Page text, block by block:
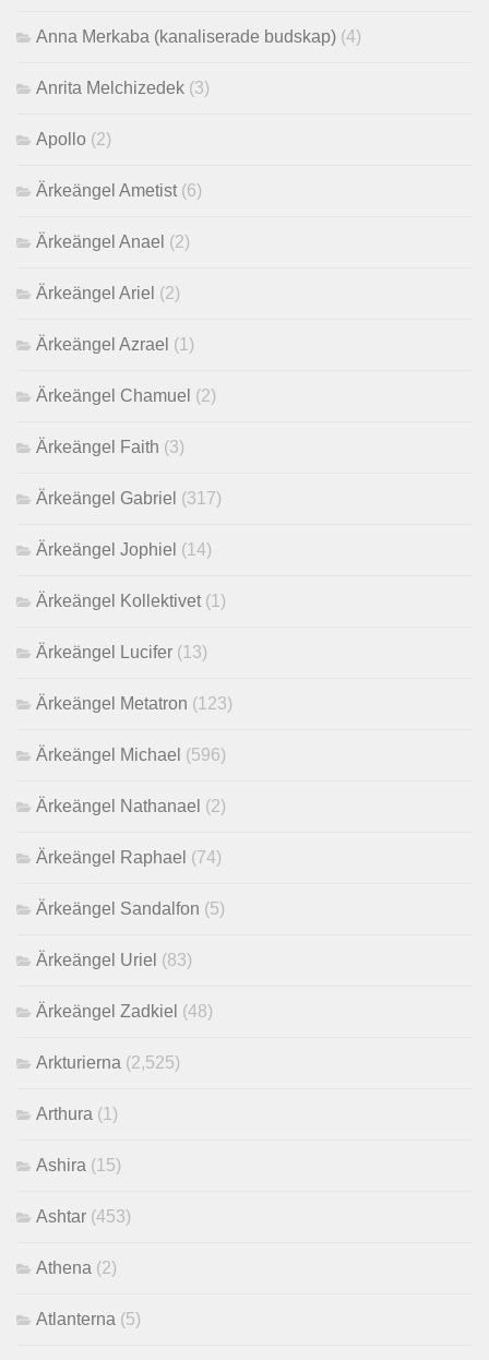
Anna Merkaba (kanaliserade budskap) (4)
Anrita Melchizedek (3)
Apollo (2)
Ärkeängel Ametist (6)
Ärkeängel Anael (2)
Ärkeängel Ariel (2)
Ärkeängel Azrael (1)
Ärkeängel Chamuel (2)
Ärkeängel Faith (3)
Ärkeängel Gabriel (317)
Ärkeängel Jophiel (14)
Ärkeängel Kollektivet (1)
Ärkeängel Lucifer (13)
Ärkeängel Metatron (123)
Ärkeängel Michael (596)
Ärkeängel Nathanael (2)
Ärkeängel Raphael (74)
Ärkeängel Sandalfon (5)
Ärkeängel Uriel (83)
Ärkeängel Zadkiel (48)
Arkturierna (2,525)
Arthura (1)
Ashira (15)
Ashtar (453)
Athena (2)
Atlanterna (5)